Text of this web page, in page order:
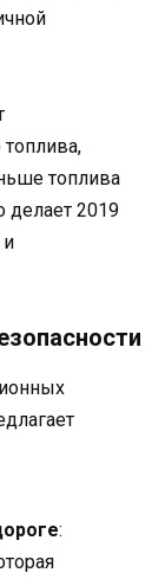
топлива
2019
и
: